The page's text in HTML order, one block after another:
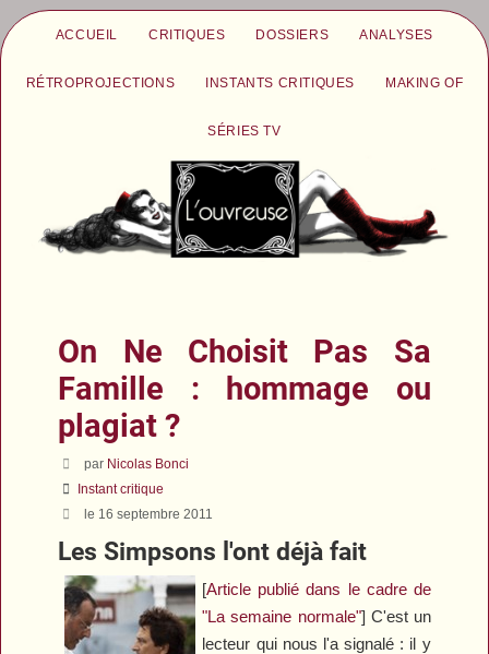
ACCUEIL CRITIQUES DOSSIERS ANALYSES
RÉTROPROJECTIONS INSTANTS CRITIQUES MAKING OF
SÉRIES TV
On Ne Choisit Pas Sa
Famille : hommage ou
plagiat ?
par Nicolas Bonci
Instant critique
le 16 septembre 2011
Les Simpsons l'ont déjà fait
[Article publié dans le cadre de
"La semaine normale"] C'est un
lecteur qui nous l'a signalé : il y